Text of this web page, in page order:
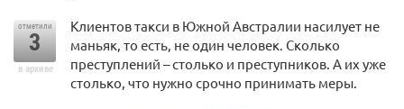
отметили
3
в архиве
Клиентов такси в Южной Австралии насилует не
маньяк, то есть, не один человек. Сколько
преступлений – столько и преступников. А их уже
столько, что нужно срочно принимать меры.